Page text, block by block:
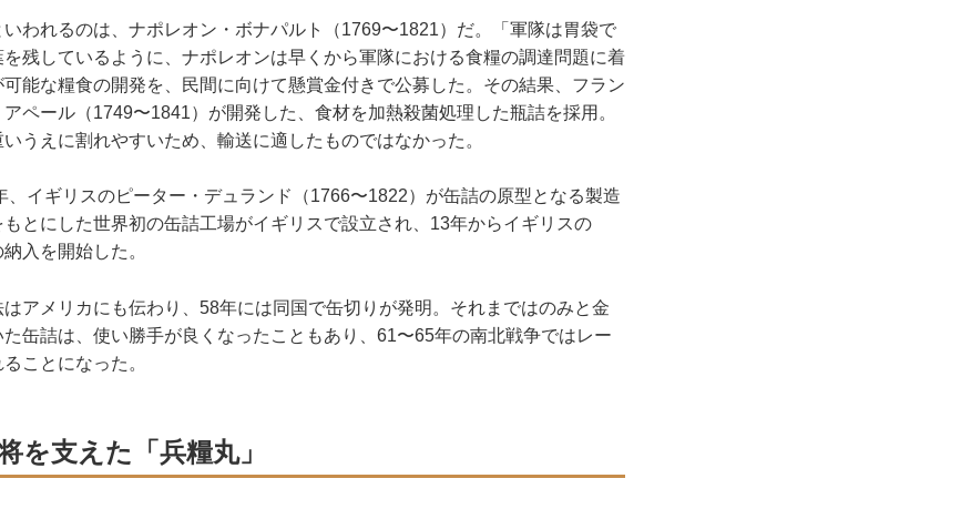
われるのは、ナポレオン・ボナパルト（1769〜1821）だ。「軍隊は胃袋で
残しているように、ナポレオンは早くから軍隊における食糧の調達問題に着
能な糧食の開発を、民間に向けて懸賞金付きで公募した。その結果、フラン
ペール（1749〜1841）が開発した、食材を加熱殺菌処理した瓶詰を採用。
うえに割れやすいため、輸送に適したものではなかった。
イギリスのピーター・デュランド（1766〜1822）が缶詰の原型となる製造
とにした世界初の缶詰工場がイギリスで設立され、13年からイギリスの
入を開始した。
アメリカにも伝わり、58年には同国で缶切りが発明。それまではのみと金
缶詰は、使い勝手が良くなったこともあり、61〜65年の南北戦争ではレー
ことになった。
を支えた「兵糧丸」